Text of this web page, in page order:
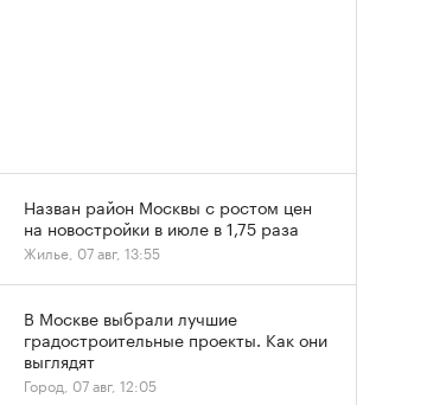
Назван район Москвы с ростом цен
на новостройки в июле в 1,75 раза
Жилье, 07 авг, 13:55
В Москве выбрали лучшие
градостроительные проекты. Как они
выглядят
Город, 07 авг, 12:05